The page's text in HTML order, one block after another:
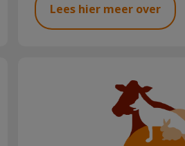
Lees hier meer over